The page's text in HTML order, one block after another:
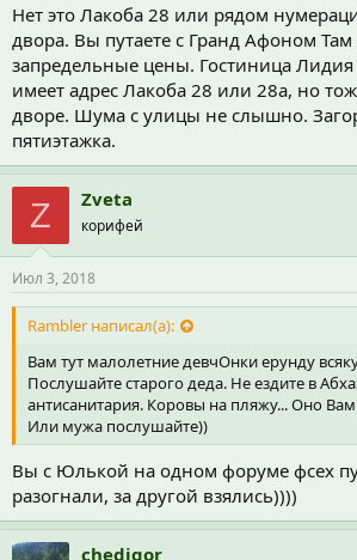
Нет это Лакоба 28 или рядом
двора. Вы путаете с Гранд Афоном
запредельные цены. Гостиница
имеет адрес Лакоба 28 или 28а, но
дворе. Шума с улицы не слышно.
пятиэтажка.
Z Zveta
корифей
Июл 3, 2018
Rambler написал(а):
Вам тут малолетние девчОнки ерунду
Послушайте старого деда. Не ездите в
антисанитария. Коровы на пляжу... Оно
Или мужа послушайте))
Вы с Юлькой на одном форуме фсех
разогнали, за другой взялись))))
chedigor